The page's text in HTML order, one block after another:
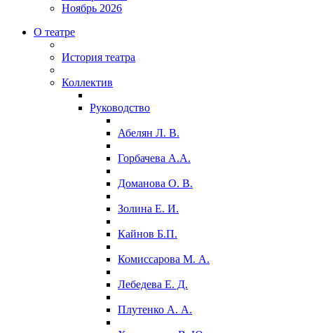
Ноябрь 2026
О театре
История театра
Коллектив
Руководство
Абелян Л. В.
Горбачева А.А.
Доманова О. В.
Золина Е. И.
Кайнов Б.П.
Комиссарова М. А.
Лебедева Е. Д.
Плутенко А. А.